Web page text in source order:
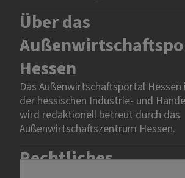
Über das
Hessen
Das Außenwirtschaftsportal
der hessischen Industrie- und
wird redaktionell betreut durch das
Außenwirtschaftszentrum Hessen.
Rechtliches